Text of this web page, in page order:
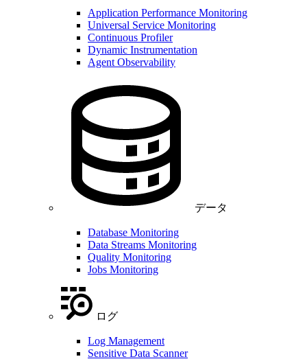
Application Performance Monitoring
Universal Service Monitoring
Continuous Profiler
Dynamic Instrumentation
Agent Observability
データ
Database Monitoring
Data Streams Monitoring
Quality Monitoring
Jobs Monitoring
ログ
Log Management
Sensitive Data Scanner